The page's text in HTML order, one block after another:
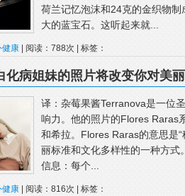
荷兰记忆泡沫和24克的金织物
大的蓝宝石。这听起来就...
健康 | 阅读：788次 | 标签：
化病姐妹的照片将改变你对美
译：杂莓果酱Terranova是一位
响力。他的照片的Flores Raras
和希拉。Flores Raras的意思是
丽标准和文化多样性的一种方式
信息：每个...
健康 | 阅读：816次 | 标签：